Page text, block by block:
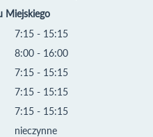
Miejskiego
7:15 - 15:15
8:00 - 16:00
7:15 - 15:15
7:15 - 15:15
7:15 - 15:15
nieczynne